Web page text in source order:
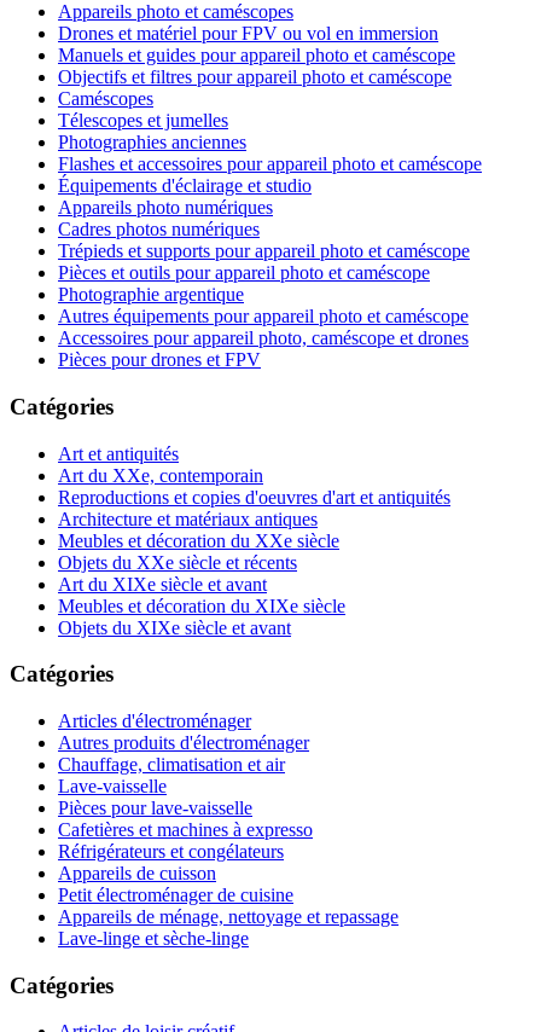
Appareils photo et caméscopes
Drones et matériel pour FPV ou vol en immersion
Manuels et guides pour appareil photo et caméscope
Objectifs et filtres pour appareil photo et caméscope
Caméscopes
Télescopes et jumelles
Photographies anciennes
Flashes et accessoires pour appareil photo et caméscope
Équipements d'éclairage et studio
Appareils photo numériques
Cadres photos numériques
Trépieds et supports pour appareil photo et caméscope
Pièces et outils pour appareil photo et caméscope
Photographie argentique
Autres équipements pour appareil photo et caméscope
Accessoires pour appareil photo, caméscope et drones
Pièces pour drones et FPV
Catégories
Art et antiquités
Art du XXe, contemporain
Reproductions et copies d'oeuvres d'art et antiquités
Architecture et matériaux antiques
Meubles et décoration du XXe siècle
Objets du XXe siècle et récents
Art du XIXe siècle et avant
Meubles et décoration du XIXe siècle
Objets du XIXe siècle et avant
Catégories
Articles d'électroménager
Autres produits d'électroménager
Chauffage, climatisation et air
Lave-vaisselle
Pièces pour lave-vaisselle
Cafetières et machines à expresso
Réfrigérateurs et congélateurs
Appareils de cuisson
Petit électroménager de cuisine
Appareils de ménage, nettoyage et repassage
Lave-linge et sèche-linge
Catégories